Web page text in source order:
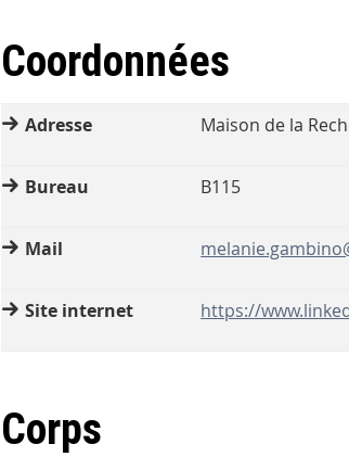
Coordonnées
Adresse Maison de la
Bureau B115
Mail
Site internet https://
Corps